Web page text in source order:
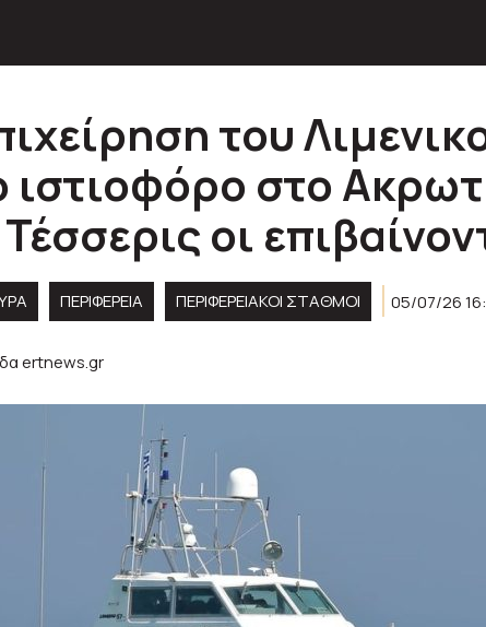
του
ιστιοφόρο στο
οι
ΠΕΡΙΦΈΡΕΙΑ ΠΕΡΙΦΕΡΕΙΑΚΟΊ ΣΤΑΘΜΟΊ 05/07/26
ertnews.gr